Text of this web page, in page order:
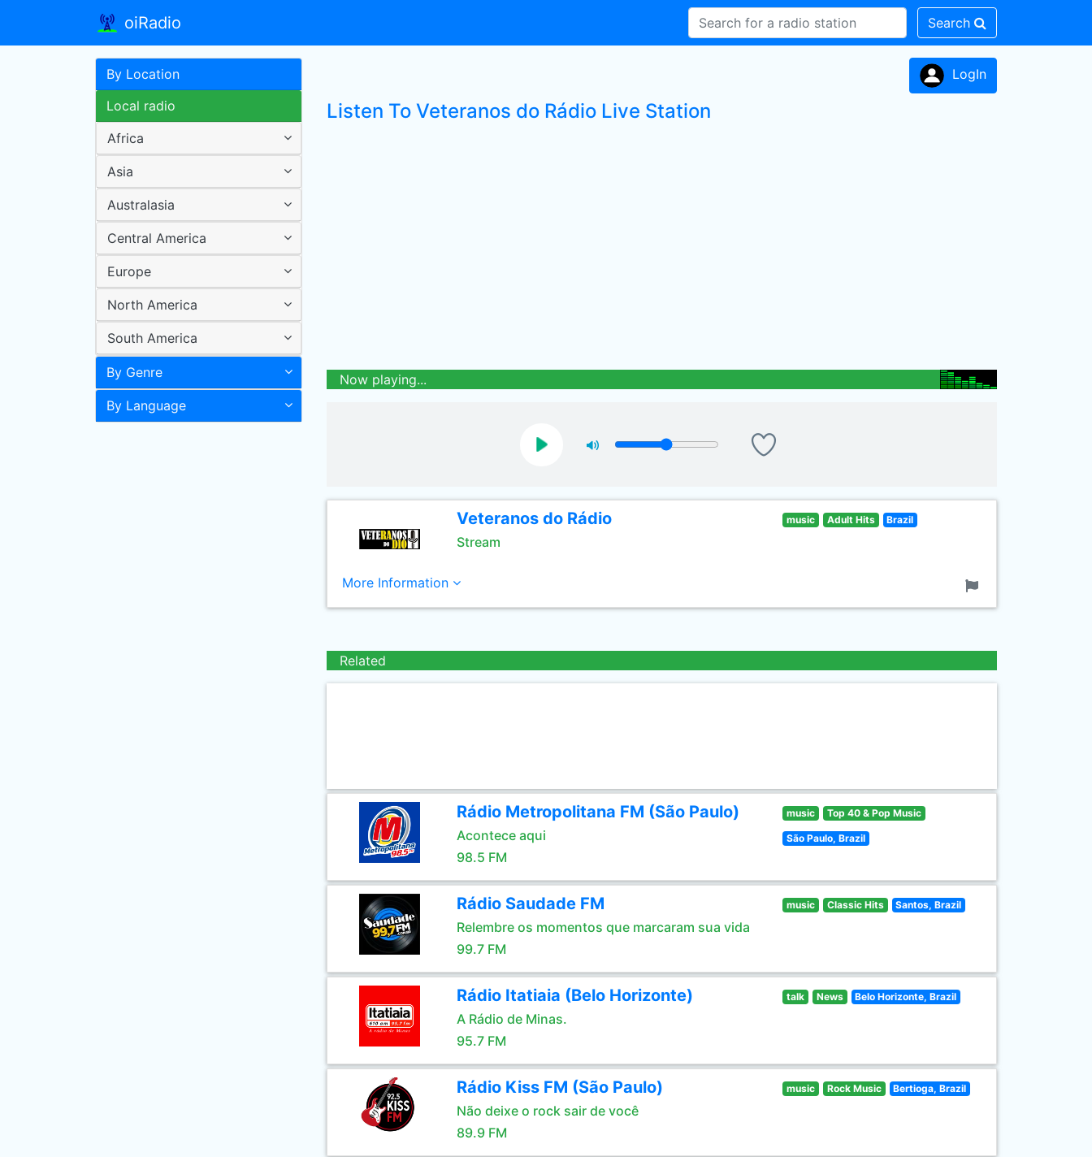
oiRadio Search
By Location
Local radio
Africa
Asia
Australasia
Central America
Europe
North America
South America
By Genre
By Language
LogIn
Listen To Veteranos do Rádio Live Station
Now playing...
Veteranos do Rádio
Stream
music Adult Hits Brazil
More Information
Related
Rádio Metropolitana FM (São Paulo)
Acontece aqui
98.5 FM
music Top 40 & Pop Music
São Paulo, Brazil
Rádio Saudade FM
Relembre os momentos que marcaram sua vida
99.7 FM
music Classic Hits Santos, Brazil
Rádio Itatiaia (Belo Horizonte)
A Rádio de Minas.
95.7 FM
talk News Belo Horizonte, Brazil
Rádio Kiss FM (São Paulo)
Não deixe o rock sair de você
89.9 FM
music Rock Music Bertioga, Brazil